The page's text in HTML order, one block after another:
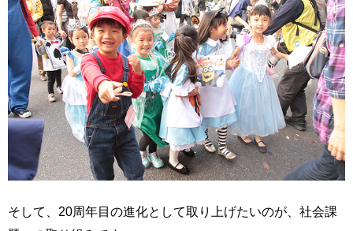
そして、20周年目の進化として取り上げたいのが、社会課